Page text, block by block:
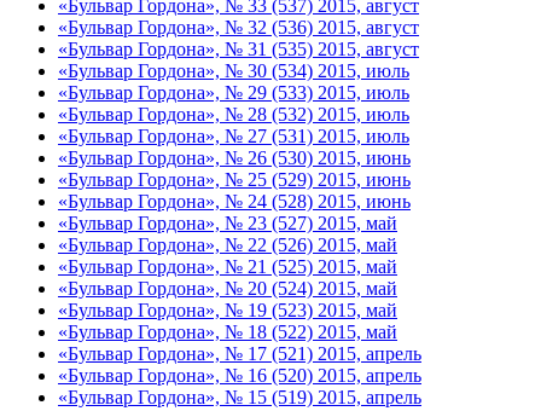
«Бульвар Гордона», № 33 (537) 2015, август
«Бульвар Гордона», № 32 (536) 2015, август
«Бульвар Гордона», № 31 (535) 2015, август
«Бульвар Гордона», № 30 (534) 2015, июль
«Бульвар Гордона», № 29 (533) 2015, июль
«Бульвар Гордона», № 28 (532) 2015, июль
«Бульвар Гордона», № 27 (531) 2015, июль
«Бульвар Гордона», № 26 (530) 2015, июнь
«Бульвар Гордона», № 25 (529) 2015, июнь
«Бульвар Гордона», № 24 (528) 2015, июнь
«Бульвар Гордона», № 23 (527) 2015, май
«Бульвар Гордона», № 22 (526) 2015, май
«Бульвар Гордона», № 21 (525) 2015, май
«Бульвар Гордона», № 20 (524) 2015, май
«Бульвар Гордона», № 19 (523) 2015, май
«Бульвар Гордона», № 18 (522) 2015, май
«Бульвар Гордона», № 17 (521) 2015, апрель
«Бульвар Гордона», № 16 (520) 2015, апрель
«Бульвар Гордона», № 15 (519) 2015, апрель